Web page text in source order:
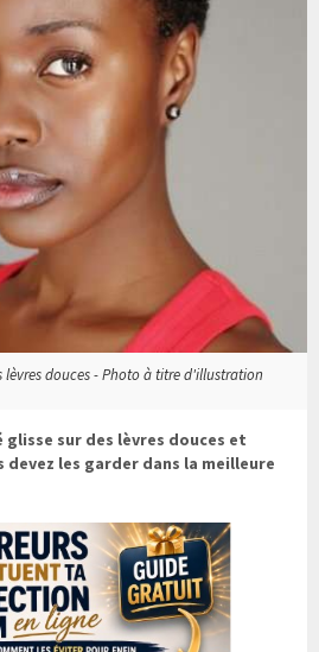
douces - Photo à titre d'illustration
glisse sur des lèvres douces et
devez les garder dans la meilleure